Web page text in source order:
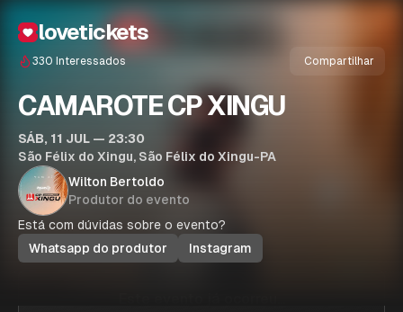
lovetickets
CAMAROTE CP XINGU
SÁB, 11 JUL — 23:30
São Félix do Xingu, São Félix do Xingu-PA
Wilton Bertoldo
Produtor do evento
Está com dúvidas sobre o evento?
Whatsapp do produtor
Instagram
330 Interessados Compartilhar